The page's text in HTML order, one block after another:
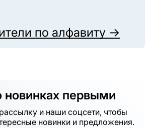
по алфавиту →
новинках первыми
и наши соцсети, чтобы
новинки и предложения.